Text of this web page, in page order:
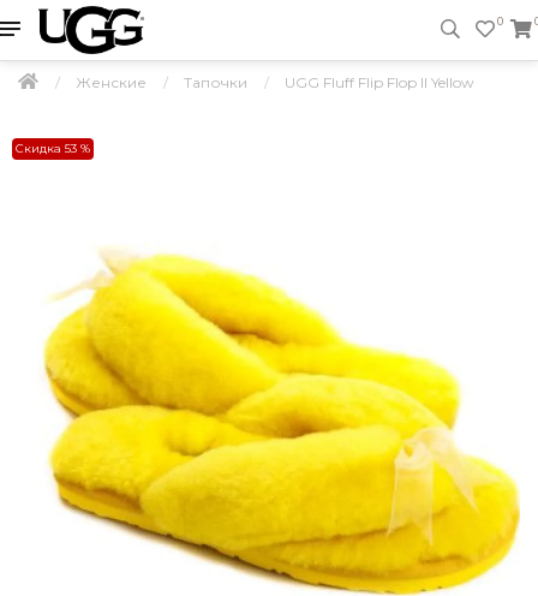
0
Женские Тапочки UGG Fluff Flip Flop II Yellow
Скидка 53 %